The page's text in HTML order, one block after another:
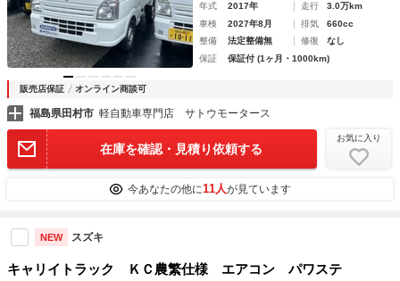
年式 2017年 走行
3.0万km
車検
2027年8月 排気
660cc
整備
法定整備無 修復
なし
保証
保証付 (1ヶ月・1000km)
販売店保証 オンライン商談可
福島県田村市 軽自動車専門店 サトウモータース
在庫を確認・見積り依頼する
お気に入り
今あなたの他に11人が見ています
NEW スズキ
キャリイトラック ＫＣ農繁仕様 エアコン パワステ